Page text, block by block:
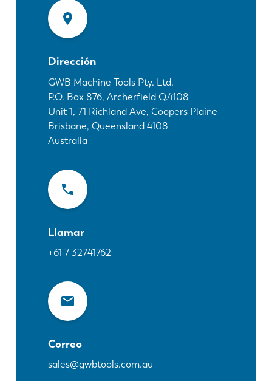
Dirección
GWB Machine Tools Pty. Ltd.
P.O. Box 876, Archerfield Q.4108
Unit 1, 71 Richland Ave, Coopers Plaine
Brisbane, Queensland 4108
Australia
Llamar
+61 7 32741762
Correo
sales@gwbtools.com.au
Descubra LVD
Testimonios
Eventos
Centro de recursos
Industrias y soluciones
Vacantes